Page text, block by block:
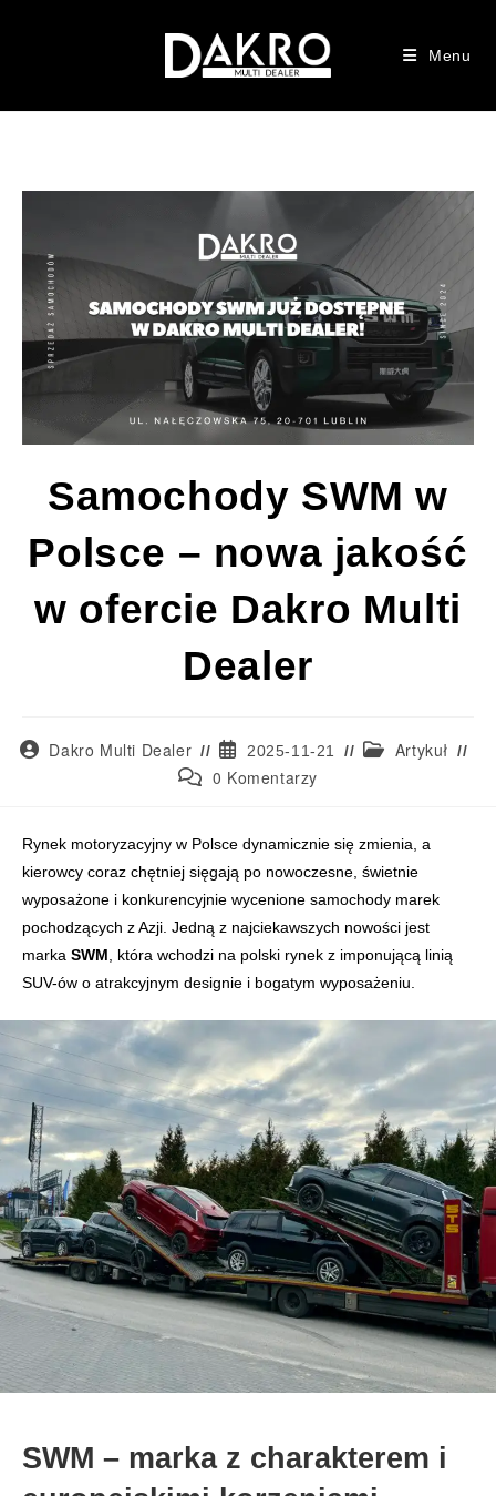
Menu
Samochody SWM w
Polsce – nowa jakość
w ofercie Dakro Multi
Dealer
Dakro Multi Dealer 2025-11-21
Artykuł
0 Komentarzy
Samochody SWM w Polsce to nowa marka SUV-ów wywodząca się
Rynek motoryzacyjny w Polsce dynamicznie się zmienia, a
kierowcy coraz chętniej sięgają po nowoczesne, świetnie
wyposażone i konkurencyjnie wycenione samochody marek
pochodzących z Azji. Jedną z najciekawszych nowości jest
marka SWM, która wchodzi na polski rynek z imponującą linią
SUV-ów o atrakcyjnym designie i bogatym wyposażeniu.
SWM – marka z charakterem i